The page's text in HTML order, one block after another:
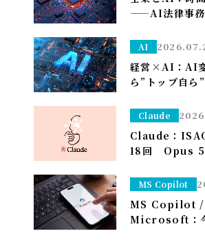
——AI法律事
ぐ」への転換
AI
経営×AI：AI
ら”トップ自
任、社長がコー
Claude
Claude：
18回 Opus 5
ので改めて使い
Opus、「集め
す」は
MS Copilot
MS Copilot /
Microsoft：